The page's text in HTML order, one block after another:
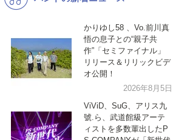
洋楽
VTuber ディズニー
かりゆし58 、Vo.前川真
悟の息子との“親子共
作”「セミファイナル」
リリース＆リリックビデ
オ公開！
2026年8月5日
ViViD、SuG、アリス九
號.ら、武道館級アーテ
ィストを多数輩出したP